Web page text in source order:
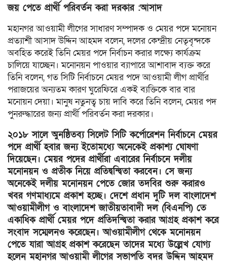
জয় পেতে প্রার্থী পরিবর্তন করা দরকার :আসাদ
মহানগর আওয়ামী লীগের সাধারণ সম্পাদক ও মেয়র পদে মনোয়ন
প্রত্যাশী আসাদ উদ্দিন আহমদ বলেন, দলের কেন্দ্রীয় নেতৃবৃন্দকে
অবহিত করেই তিনি মেয়র পদে নির্বাচন করার লক্ষ্যে কার্যক্রম
চালিয়ে যাচ্ছেন। মনোনয়ন পাওয়ার ব্যাপারে আশাবাদ ব্যক্ত করে
তিনি বলেন, গত সিটি নির্বাচনে মেয়র পদে আওয়ামী লীগ প্রার্থীর
পরাজয়ের অন্যতম কারণ ঘুরেফিরে একই ব্যক্তিকে বার বার
মনোয়ন দেয়া। মানুষ নতুনত্ব চায় দাবি করে তিনি বলেন, মেয়র পদ
পুনরুদ্ধারের জন্য প্রার্থী পরিবর্তন করা দরকার।
২০১৮ সালে অুনষ্ঠিতব্য সিলেট সিটি কর্পোরেশন নির্বাচনে মেয়র
পদে প্রার্থী হবার জন্য ইতোমধ্যে অনেকেই প্রকাশ্য ঘোষণা
দিয়েছেন। মেয়র পদের প্রার্থীরা এবারের নির্বাচনে দলীয়
মনোনয়ন ও প্রতীক নিয়ে প্রতিদ্বন্দ্বিতা করবেন। সে জন্য
অনেকেই দলীয় মনোনয়ন পেতে জোর তদবির শুরু করারও
খবর গণমাধ্যমে প্রকাশ হচ্ছে। দেশে প্রধান দুটি দল বাংলাদেশ
আওয়ামীলীগ ও বাংলাদেশ জাতীয়তাবাদী দল (বিএনপি) তে
একাধিক প্রার্থী মেয়র পদে প্রতিদন্দ্বিতা করার আগ্রহ প্রকাশ করে
সংবাদ সম্মেলনও করেছেন। আওয়ামীলীগ থেকে মনোনয়ন
পেতে যারা আগ্রহ প্রকাশ করেছেন তাদের মধ্যে উল্লেখ যোগ্য
হলেন মহানগর আওয়ামী লীগের সভাপতি বদর উদ্দিন আহমদ